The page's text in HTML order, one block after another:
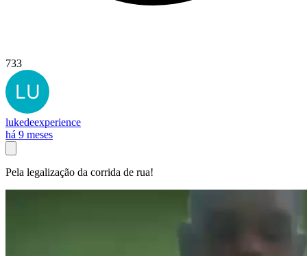
733
lukedeexperience
há 9 meses
Pela legalização da corrida de rua!